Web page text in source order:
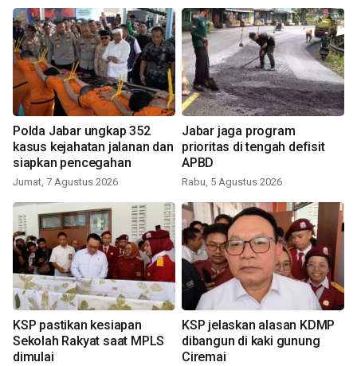
Polda Jabar ungkap 352
kasus kejahatan jalanan dan
siapkan pencegahan
Jumat, 7 Agustus 2026
Jabar jaga program
prioritas di tengah defisit
APBD
Rabu, 5 Agustus 2026
KSP pastikan kesiapan
Sekolah Rakyat saat MPLS
dimulai
KSP jelaskan alasan KDMP
dibangun di kaki gunung
Ciremai